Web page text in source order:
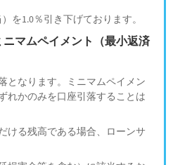
を1.0％引き下げております。
ニマムペイメント（最小返済
となります。ミニマムペイメン
れかのみを口座引落することは
ける残高である場合、ローンサ